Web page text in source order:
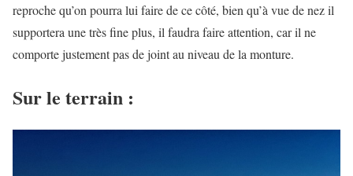
reproche qu’on pourra lui faire de ce côté, bien qu’à vue de nez il
supportera une très fine plus, il faudra faire attention, car il ne
comporte justement pas de joint au niveau de la monture.
Sur le terrain :